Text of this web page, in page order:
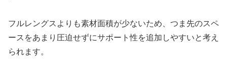
フルレングスよりも素材面積が少ないため、つま先のスペ
ースをあまり圧迫せずにサポート性を追加しやすいと考え
られます。